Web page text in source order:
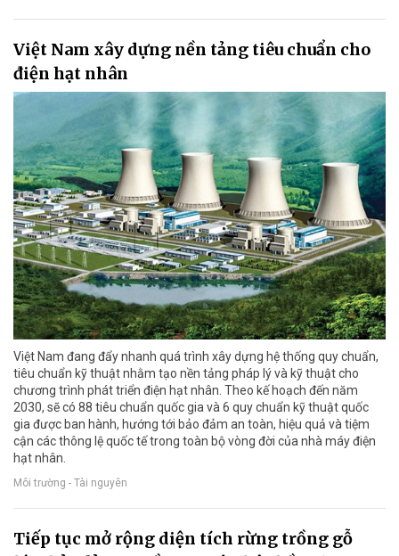
Việt Nam xây dựng nền tảng tiêu chuẩn cho
điện hạt nhân
Việt Nam đang đẩy nhanh quá trình xây dựng hệ thống quy chuẩn,
tiêu chuẩn kỹ thuật nhằm tạo nền tảng pháp lý và kỹ thuật cho
chương trình phát triển điện hạt nhân. Theo kế hoạch đến năm
2030, sẽ có 88 tiêu chuẩn quốc gia và 6 quy chuẩn kỹ thuật quốc
gia được ban hành, hướng tới bảo đảm an toàn, hiệu quả và tiệm
cận các thông lệ quốc tế trong toàn bộ vòng đời của nhà máy điện
hạt nhân.
Môi trường - Tài nguyên
Tiếp tục mở rộng diện tích rừng trồng gỗ